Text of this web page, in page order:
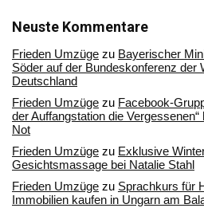
Archiv
Neuste Kommentare
Frieden Umzüge zu Bayerischer
Söder auf der Bundeskonferenz der
Deutschland
Frieden Umzüge zu Facebook-
der Auffangstation die
Not
Frieden Umzüge zu Exklusive
Gesichtsmassage bei Natalie Stahl
Frieden Umzüge zu Sprachkurs für
Immobilien kaufen in Ungarn am